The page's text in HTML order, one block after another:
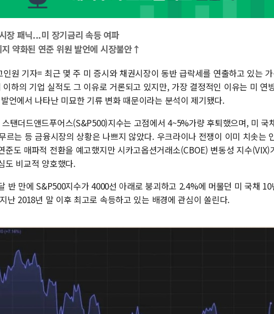
장 패닉...미 장기금리 속등 여파
약화된 연준 위원 발언에 시장불안↑
원 기자= 최근 몇 주 미 증시와 채권시장이 동반 급락세를 연출하고 있는
이하의 기업 실적도 그 이유로 거론되고 있지만, 가장 결정적인 이유는 미 연
언에서 나타난 미묘한 기류 변화 때문이라는 분석이 제기됐다.
탠더드앤드푸어스(S&P500)지수는 고점에서 4~5%가량 후퇴했으며, 미 국
르는 등 금융시장의 상황은 나쁘지 않았다. 우크라이나 전쟁이 이미 치솟는
준도 매파적 전환을 예고했지만 시카고옵션거래소(CBOE) 변동성 지수(VIX)
도 비교적 양호했다.
반 만에 S&P500지수가 4000선 아래로 붕괴하고 2.4%에 머물던 미 국채
난 2018년 말 이후 최고로 속등하고 있는 배경에 관심이 쏠린다.